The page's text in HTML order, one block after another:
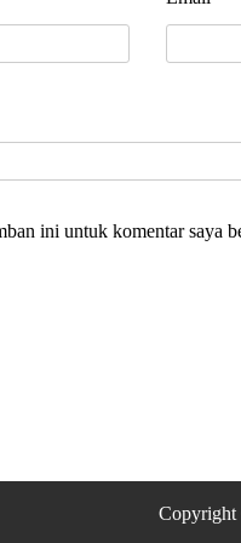
ini untuk komentar saya